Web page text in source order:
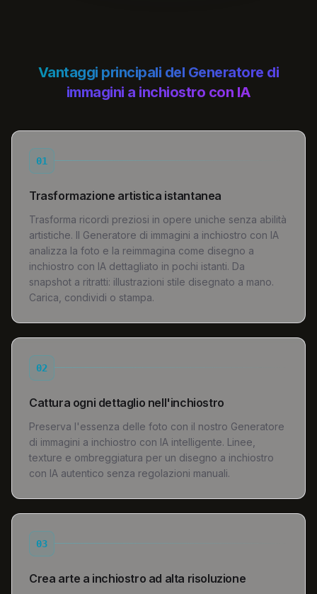
Vantaggi principali del Generatore di
immagini a inchiostro con IA
01
Trasformazione artistica istantanea
Trasforma ricordi preziosi in opere uniche senza abilità
artistiche. Il Generatore di immagini a inchiostro con IA
analizza la foto e la reimmagina come disegno a
inchiostro con IA dettagliato in pochi istanti. Da
snapshot a ritratti: illustrazioni stile disegnato a mano.
Carica, condividi o stampa.
02
Cattura ogni dettaglio nell'inchiostro
Preserva l'essenza delle foto con il nostro Generatore
di immagini a inchiostro con IA intelligente. Linee,
texture e ombreggiatura per un disegno a inchiostro
con IA autentico senza regolazioni manuali.
03
Crea arte a inchiostro ad alta risoluzione